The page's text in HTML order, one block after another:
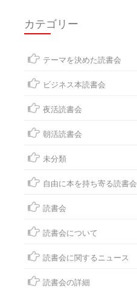
カテゴリー
テーマを決めた読書会
ビジネス本読書会
夜活読書会
朝活読書会
未分類
自由に本を持ち寄る読書会
読書会
読書会について
読書会に関するニュース
読書会の詳細